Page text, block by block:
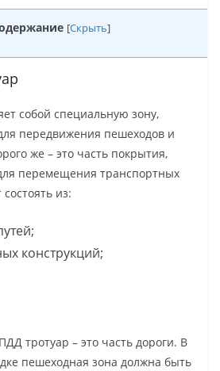
[Скрыть]
собой специальную зону,
передвижения пешеходов и
же – это часть покрытия,
перемещения транспортных
из:
конструкций;
тротуар – это часть дороги. В
пешеходная зона должна быть